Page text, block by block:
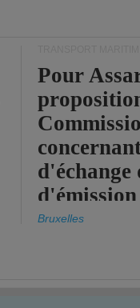
Pour
d'échange
timide,
Bruxelles